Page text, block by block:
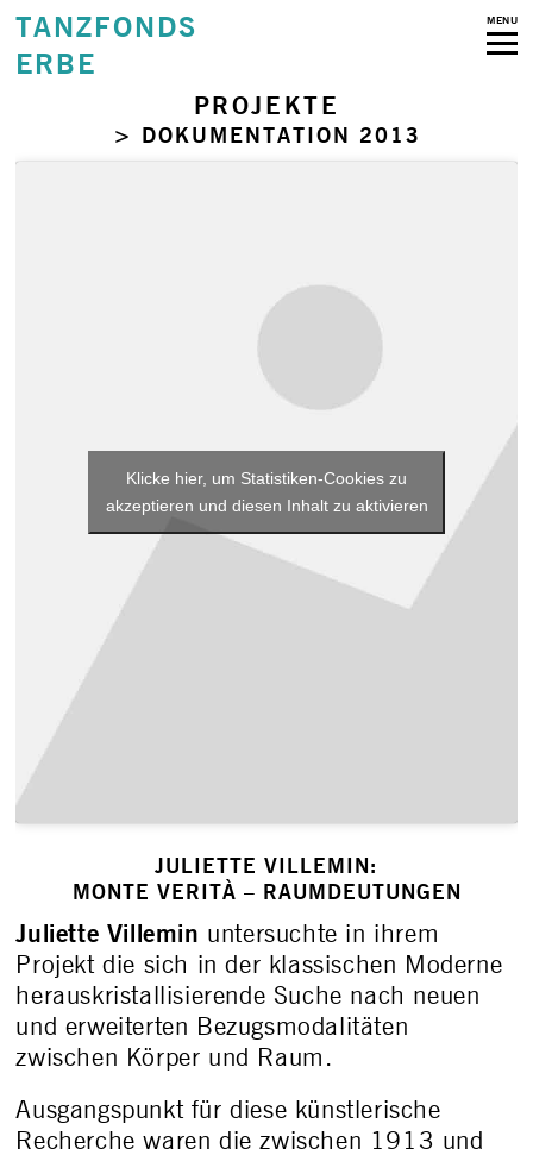
TANZFONDS
ERBE
MENU
PROJEKTE
> DOKUMENTATION 2013
Klicke hier, um Statistiken-Cookies zu
akzeptieren und diesen Inhalt zu aktivieren
JULIETTE VILLEMIN:
MONTE VERITÀ – RAUM­DEUTUNGEN
Juliette Villemin untersuchte in ihrem
Projekt die sich in der klassischen Moderne
herauskristallisierende Suche nach neuen
und erweiterten Bezugsmodalitäten
zwischen Körper und Raum.
Ausgangspunkt für diese künstlerische
Recherche waren die zwischen 1913 und